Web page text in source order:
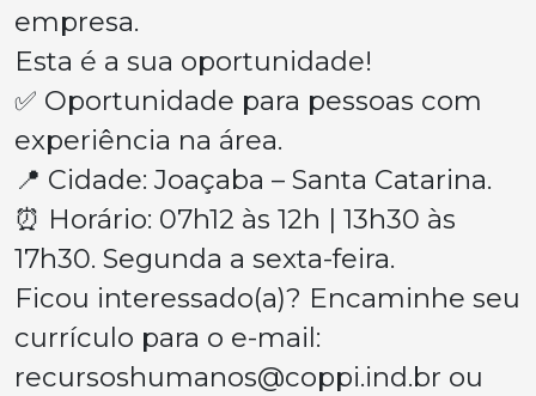
empresa.
Esta é a sua oportunidade!
✅ Oportunidade para pessoas com
experiência na área.
📍 Cidade: Joaçaba – Santa Catarina.
⏰ Horário: 07h12 às 12h | 13h30 às
17h30. Segunda a sexta-feira.
Ficou interessado(a)? Encaminhe seu
currículo para o e-mail:
recursoshumanos@coppi.ind.br ou